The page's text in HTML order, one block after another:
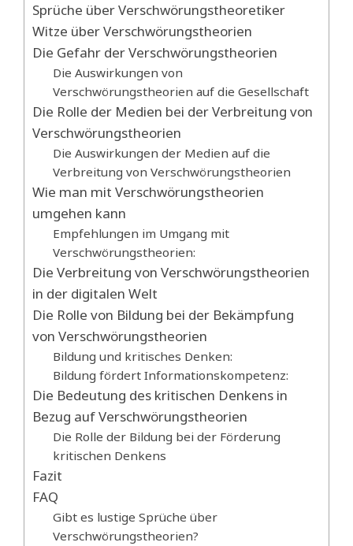
Sprüche über Verschwörungstheoretiker
Witze über Verschwörungstheorien
Die Gefahr der Verschwörungstheorien
Die Auswirkungen von
Verschwörungstheorien auf die Gesellschaft
Die Rolle der Medien bei der Verbreitung von
Verschwörungstheorien
Die Auswirkungen der Medien auf die
Verbreitung von Verschwörungstheorien
Wie man mit Verschwörungstheorien
umgehen kann
Empfehlungen im Umgang mit
Verschwörungstheorien:
Die Verbreitung von Verschwörungstheorien
in der digitalen Welt
Die Rolle von Bildung bei der Bekämpfung
von Verschwörungstheorien
Bildung und kritisches Denken:
Bildung fördert Informationskompetenz:
Die Bedeutung des kritischen Denkens in
Bezug auf Verschwörungstheorien
Die Rolle der Bildung bei der Förderung
kritischen Denkens
Fazit
FAQ
Gibt es lustige Sprüche über
Verschwörungstheorien?